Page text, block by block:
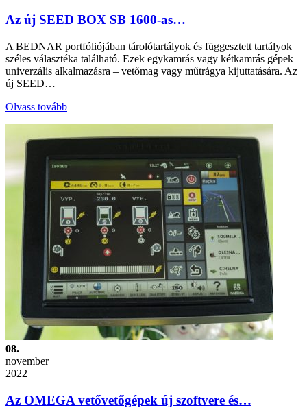
Az új SEED BOX SB 1600-as…
A BEDNAR portfóliójában tárolótartályok és függesztett tartályok
széles választéka található. Ezek egykamrás vagy kétkamrás gépek
univerzális alkalmazásra – vetőmag vagy műtrágya kijuttatására. Az
új SEED…
Olvass tovább
08.
november
2022
Az OMEGA vetővetőgépek új szoftvere és…